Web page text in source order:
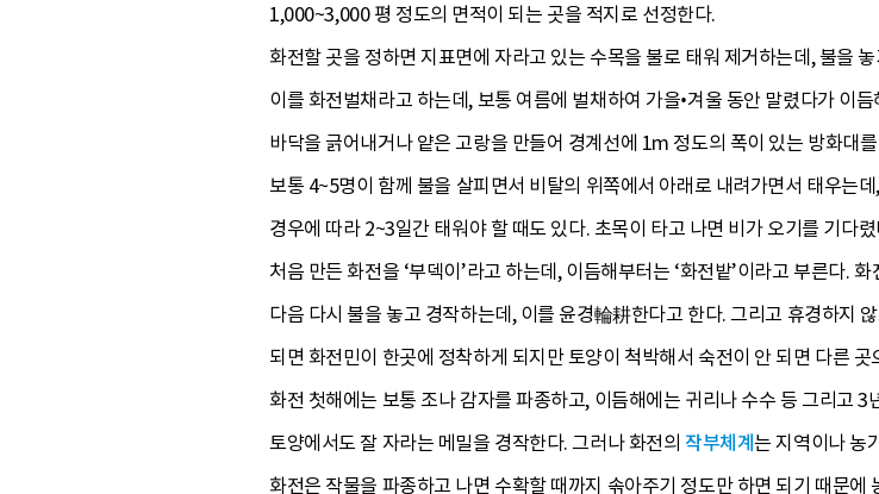
1,000~3,000 평 정도의 면적이 되는 곳을 적지로 선정한다.
화전할 곳을 정하면 지표면에 자라고 있는 수목을 불로 태워 제거하는데, 불을
이를 화전벌채라고 하는데, 보통 여름에 벌채하여 가을•겨울 동안 말렸다가 이
바닥을 긁어내거나 얕은 고랑을 만들어 경계선에 1m 정도의 폭이 있는 방화대
보통 4~5명이 함께 불을 살피면서 비탈의 위쪽에서 아래로 내려가면서 태우는
경우에 따라 2~3일간 태워야 할 때도 있다. 초목이 타고 나면 비가 오기를 기다
처음 만든 화전을 ‘부덱이’라고 하는데, 이듬해부터는 ‘화전밭’이라고 부른다
다음 다시 불을 놓고 경작하는데, 이를 윤경輪耕한다고 한다. 그리고 휴경하지
되면 화전민이 한곳에 정착하게 되지만 토양이 척박해서 숙전이 안 되면 다른
화전 첫해에는 보통 조나 감자를 파종하고, 이듬해에는 귀리나 수수 등 그리고
토양에서도 잘 자라는 메밀을 경작한다. 그러나 화전의 작부체계는 지역이나 농
화전은 작물을 파종하고 나면 수확할 때까지 솎아주기 정도만 하면 되기 때문